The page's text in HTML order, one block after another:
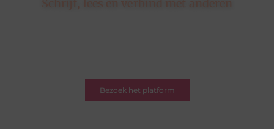
Bezoek het platform